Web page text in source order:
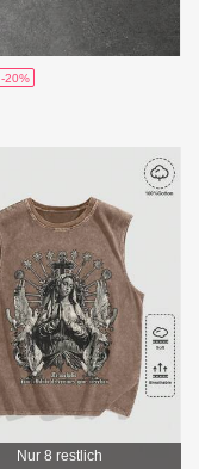
-20%
Nur 8 restlich